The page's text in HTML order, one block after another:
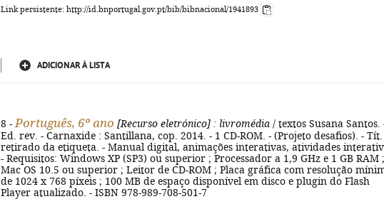
Link persistente: http://id.bnportugal.gov.pt/bib/bibnacional/1941893
ADICIONAR À LISTA
8 - Português, 6º ano [Recurso eletrónico] : livromédia / textos Susana Santos.
Ed. rev. - Carnaxide : Santillana, cop. 2014. - 1 CD-ROM. - (Projeto desafios). - Tít.
retirado da etiqueta. - Manual digital, animações interativas, atividades
- Requisitos: Windows XP (SP3) ou superior ; Processador a 1,9 GHz e 1 GB RAM ;
Mac OS 10.5 ou superior ; Leitor de CD-ROM ; Placa gráfica com resolução
de 1024 x 768 píxeis ; 100 MB de espaço disponível em disco e plugin do Flash
Player atualizado. - ISBN 978-989-708-501-7